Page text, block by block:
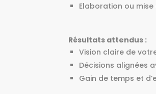
Elaboration ou
Résultats attendus :
Vision claire de
Décisions alignées
Gain de temps et